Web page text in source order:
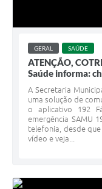
GERAL SAÚDE
ATENÇÃO,
Saúde informa:
A Secretaria
uma solução de
o aplicativo 192
emergência SAMU
telefonia, desde
vídeo e veja...